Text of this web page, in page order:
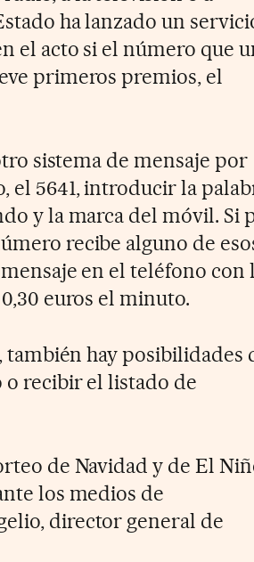
ha lanzado un
el acto si el número que
primeros premios, el
sistema de mensaje por
el 5641, introducir la
y la marca del móvil. Si
recibe alguno de
en el teléfono con
euros el minuto.
hay posibilidades
o recibir el listado de
de Navidad y de El
los medios de
director general de